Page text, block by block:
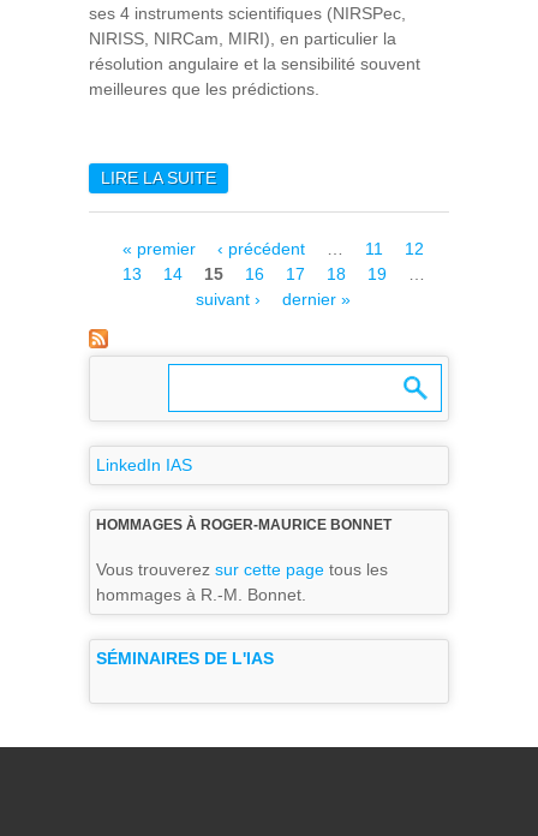
ses 4 instruments scientifiques (NIRSPec,
NIRISS, NIRCam, MIRI), en particulier la
résolution angulaire et la sensibilité souvent
meilleures que les prédictions.
LIRE LA SUITEDE LE JWST : UN NOUVEL
SIDÉRANTES
Pages
« premier ‹ précédent … 11
12
13
14 15 16 17 18 19
…
suivant ›
dernier »
LinkedIn IAS
HOMMAGES À ROGER-MAURICE BONNET
Vous trouverez sur cette page tous les
hommages à R.-M. Bonnet.
SÉMINAIRES DE L'IAS